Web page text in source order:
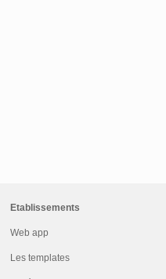
Etablissements
Web app
Les templates